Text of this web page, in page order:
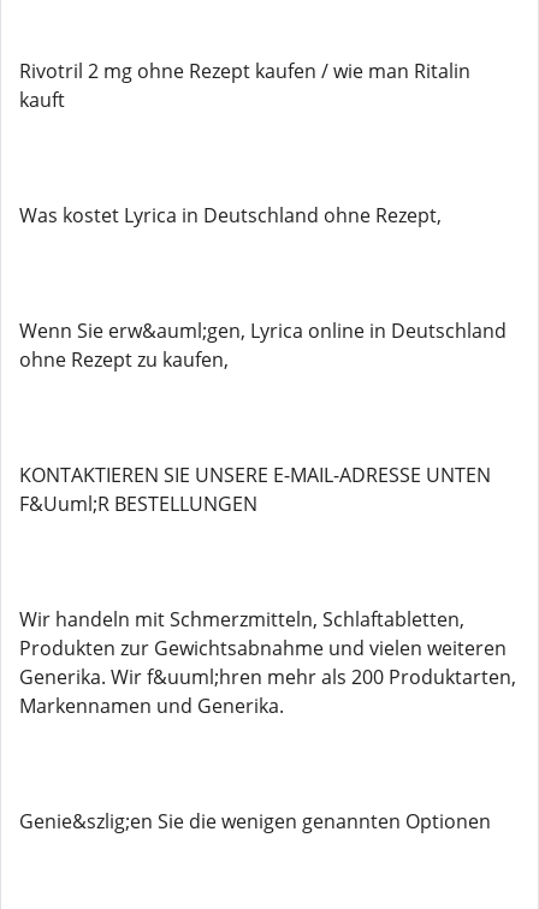
Rivotril 2 mg ohne Rezept kaufen / wie man Ritalin
kauft
Was kostet Lyrica in Deutschland ohne Rezept,
Wenn Sie erw&auml;gen, Lyrica online in Deutschland
ohne Rezept zu kaufen,
KONTAKTIEREN SIE UNSERE E-MAIL-ADRESSE UNTEN
F&Uuml;R BESTELLUNGEN
Wir handeln mit Schmerzmitteln, Schlaftabletten,
Produkten zur Gewichtsabnahme und vielen weiteren
Generika. Wir f&uuml;hren mehr als 200 Produktarten,
Markennamen und Generika.
Genie&szlig;en Sie die wenigen genannten Optionen